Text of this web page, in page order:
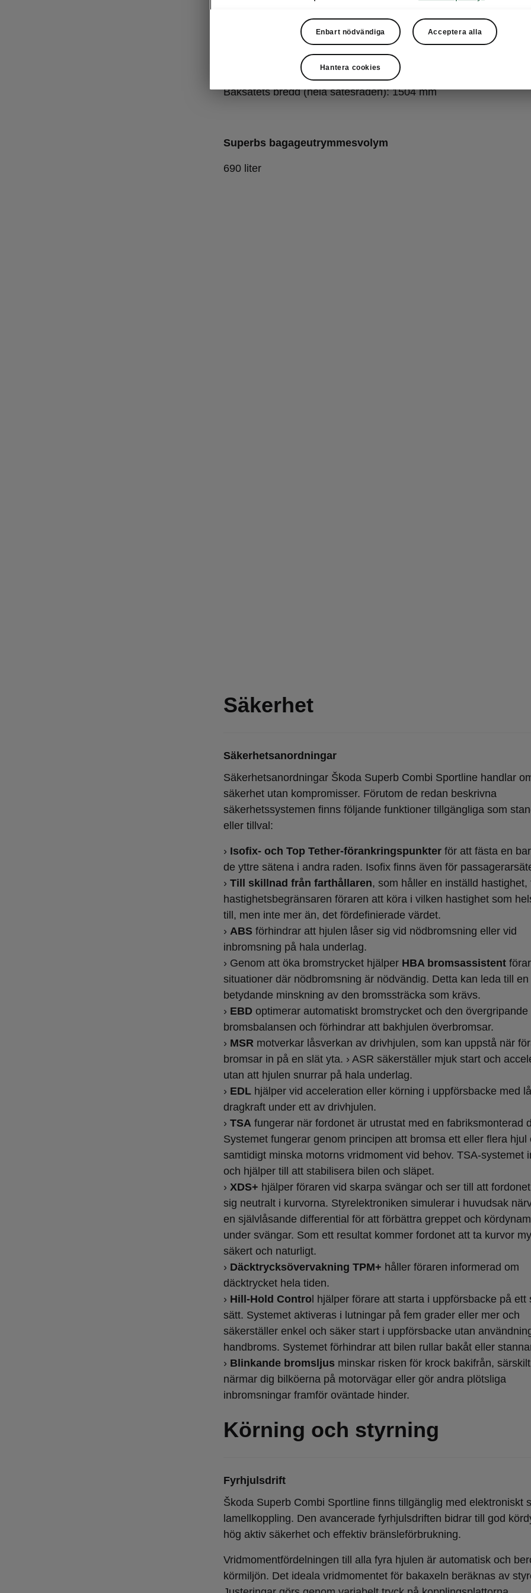
Framsätes höjd: 1049 mm
Framsätes bredd (hela sätesraden): 1508 mm
Baksätes höjd: 1008 mm
Baksätets bredd (hela sätesraden): 1504 mm
Superbs bagageutrymmesvolym
690 liter
Säkerhet
Säkerhetsanordningar
Säkerhetsanordningar Škoda Superb Combi Sportline handlar
säkerhet utan kompromisser. Förutom de redan beskrivna
säkerhetssystemen finns följande funktioner tillgängliga som
eller tillval:
› Isofix- och Top Tether-förankringspunkterför att fästa en
de yttre sätena i andra raden. Isofix finns även för
› Till skillnad från farthållaren, som håller en inställd hastighet,
hastighetsbegränsaren föraren att köra i vilken hastighet som
till, men inte mer än, det fördefinierade värdet.
› ABSförhindrar att hjulen låser sig vid nödbromsning eller vid
inbromsning på hala underlag.
› Genom att öka bromstrycket hjälperHBA bromsassistent
situationer där nödbromsning är nödvändig. Detta kan leda till en
betydande minskning av den bromssträcka som krävs.
› EBDoptimerar automatiskt bromstrycket och den övergripande
bromsbalansen och förhindrar att bakhjulen överbromsar.
› MSR motverkar låsverkan av drivhjulen, som kan uppstå när
bromsar in på en slät yta. › ASR säkerställer mjuk start och
utan att hjulen snurrar på hala underlag.
› EDLhjälper vid acceleration eller körning i uppförsbacke med
dragkraft under ett av drivhjulen.
› TSA fungerar när fordonet är utrustat med en fabriksmonterad
Systemet fungerar genom principen att bromsa ett eller flera hjul
samtidigt minska motorns vridmoment vid behov. TSA-systemet
och hjälper till att stabilisera bilen och släpet.
› XDS+ hjälper föraren vid skarpa svängar och ser till att
sig neutralt i kurvorna. Styrelektroniken simulerar i huvudsak
en självlåsande differential för att förbättra greppet och
under svängar. Som ett resultat kommer fordonet att ta kurvor
säkert och naturligt.
› Däcktrycksövervakning TPM+ håller föraren informerad om
däcktrycket hela tiden.
› Hill-Hold Control hjälper förare att starta i uppförsbacke på ett
sätt. Systemet aktiveras i lutningar på fem grader eller mer och
säkerställer enkel och säker start i uppförsbacke utan
handbroms. Systemet förhindrar att bilen rullar bakåt eller
› Blinkande bromsljus minskar risken för krock bakifrån,
närmar dig bilköerna på motorvägar eller gör andra plötsliga
inbromsningar framför oväntade hinder.
Körning och styrning
Fyrhjulsdrift
Škoda Superb Combi Sportline finns tillgänglig med elektroniskt
lamellkoppling. Den avancerade fyrhjulsdriften bidrar till god
hög aktiv säkerhet och effektiv bränsleförbrukning.
Vridmomentfördelningen till alla fyra hjulen är automatisk och
körmiljön. Det ideala vridmomentet för bakaxeln beräknas av
Enbart nödvändiga Acceptera alla
Hantera cookies